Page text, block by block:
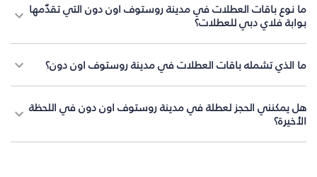
ما نوع باقات العطلات في مدينة روستوف اون دون التي تقدّمها
بوابة فلاي دبي للعطلات؟
ما الذي تشمله باقات العطلات في مدينة روستوف اون دون؟
هل يمكنني الحجز لعطلة في مدينة روستوف اون دون في اللحظة
الأخيرة؟